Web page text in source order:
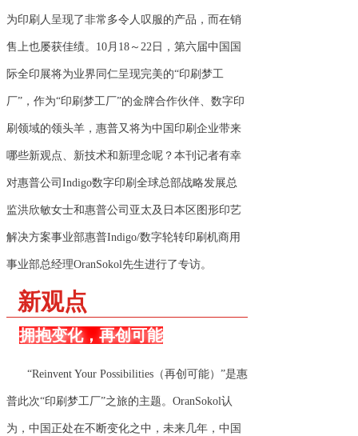
为印刷人呈现了非常多令人叹服的产品，而在销
售上也屡获佳绩。10月18～22日，第六届中国国
际全印展将为业界同仁呈现完美的“印刷梦工
厂”，作为“印刷梦工厂”的金牌合作伙伴、数字印
刷领域的领头羊，惠普又将为中国印刷企业带来
哪些新观点、新技术和新理念呢？本刊记者有幸
对惠普公司Indigo数字印刷全球总部战略发展总
监洪欣敏女士和惠普公司亚太及日本区图形印艺
解决方案事业部惠普Indigo/数字轮转印刷机商用
事业部总经理OranSokol先生进行了专访。
新观点
拥抱变化，再创可能
“Reinvent Your Possibilities（再创可能）”是惠
普此次“印刷梦工厂”之旅的主题。OranSokol认
为，中国正处在不断变化之中，未来几年，中国